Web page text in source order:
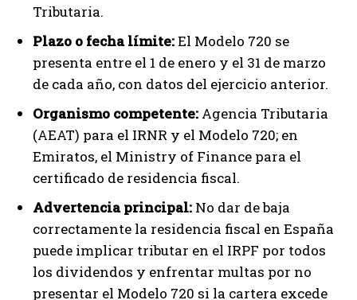
Tributaria.
Plazo o fecha límite:El Modelo 720 se
presenta entre el 1 de enero y el 31 de marzo
de cada año, con datos del ejercicio anterior.
Organismo competente: Agencia Tributaria
(AEAT) para el IRNR y el Modelo 720; en
Emiratos, el Ministry of Finance para el
certificado de residencia fiscal.
Advertencia principal: No dar de baja
correctamente la residencia fiscal en España
puede implicar tributar en el IRPF por todos
los dividendos y enfrentar multas por no
presentar el Modelo 720 si la cartera excede